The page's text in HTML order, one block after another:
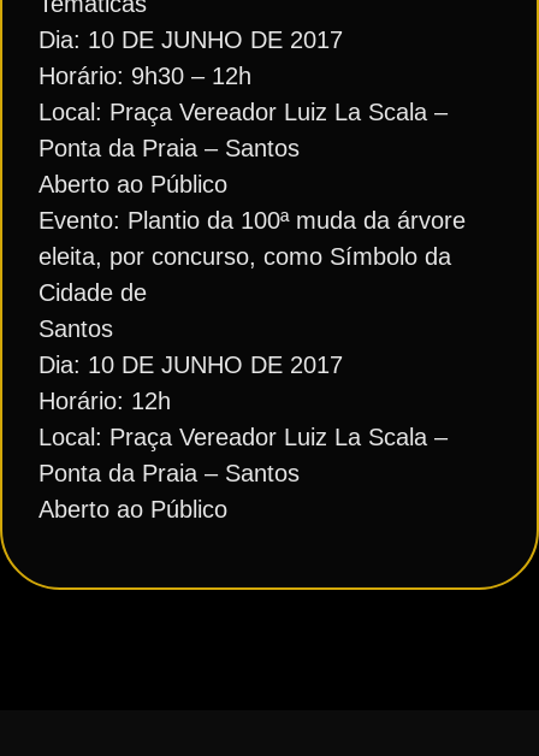
Dia: 10 DE JUNHO DE 2017
Horário: 9h30 – 12h
Local: Praça Vereador Luiz La Scala –
Ponta da Praia – Santos
Aberto ao Público
Evento: Plantio da 100ª muda da árvore
eleita, por concurso, como Símbolo da
Cidade de
Santos
Dia: 10 DE JUNHO DE 2017
Horário: 12h
Local: Praça Vereador Luiz La Scala –
Ponta da Praia – Santos
Aberto ao Público